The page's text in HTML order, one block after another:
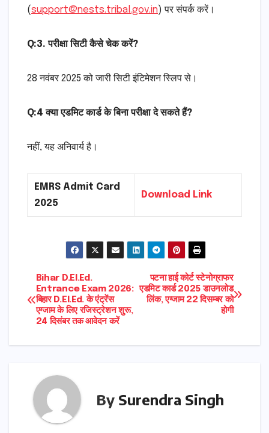
(support@nests.tribal.gov.in) पर संपर्क करें।
Q:3. परीक्षा सिटी कैसे चेक करें?
28 नवंबर 2025 को जारी सिटी इंटिमेशन स्लिप से।
Q:4 क्या एडमिट कार्ड के बिना परीक्षा दे सकते हैं?
नहीं, यह अनिवार्य है।
EMRS Admit Card
2025
Download Link
Post
navigation
पटना हाई कोर्ट स्टेनोग्राफर
एडमिट कार्ड 2025 डाउनलोड
लिंक, एग्जाम 22 दिसम्बर को
होगी
Bihar D.El.Ed.
Entrance Exam 2026:
बिहार D.El.Ed. के एंट्रेंस
एग्जाम के लिए रजिस्ट्रेशन शुरू,
24 दिसंबर तक आवेदन करें
By Surendra Singh